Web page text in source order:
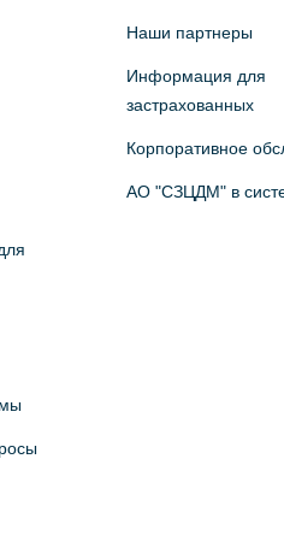
Наши партнеры
Информация для
застрахованных
Корпоративное
АО "СЗЦДМ" в